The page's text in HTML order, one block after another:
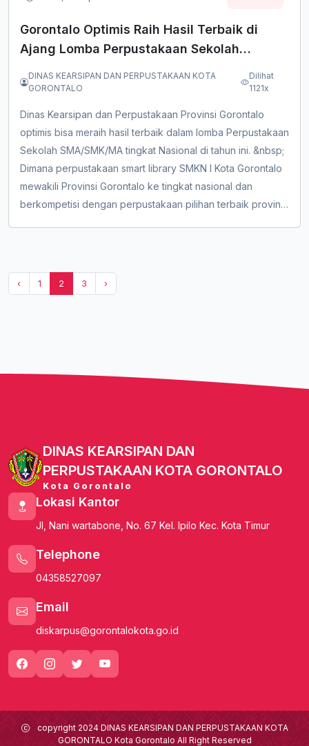
Gorontalo Optimis Raih Hasil Terbaik di
Ajang Lomba Perpustakaan Sekolah
DINAS KEARSIPAN DAN PERPUSTAKAAN KOTA
GORONTALO
Dilihat
1121x
Dinas Kearsipan dan Perpustakaan Provinsi Gorontalo
optimis bisa meraih hasil terbaik dalam lomba Perpustakaan
Sekolah SMA/SMK/MA tingkat Nasional di tahun ini. &nbsp;
Dimana perpustakaan smart library SMKN I Kota Gorontalo
mewakili Provinsi Gorontalo ke tingkat nasional dan
berkompetisi dengan perpustakaan pilihan terbaik provinsi
‹ 1 2 3 ›
DINAS KEARSIPAN DAN
PERPUSTAKAAN KOTA GORONTALO
Kota Gorontalo
Lokasi Kantor
Jl, Nani wartabone, No. 67 Kel. Ipilo Kec. Kota Timur
Telephone
04358527097
Email
diskarpus@gorontalokota.go.id
copyright 2024 DINAS KEARSIPAN DAN PERPUSTAKAAN KOTA
GORONTALO Kota Gorontalo All Right Reserved